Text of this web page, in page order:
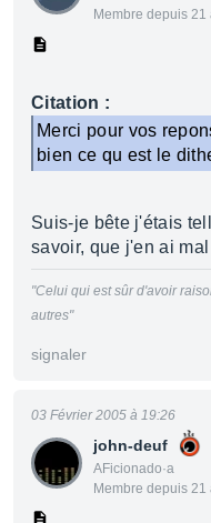
Membre depuis 21
Citation :
Merci pour vos
bien ce qu est le
Suis-je bête j'étais
savoir, que j'en ai
"Celui qui est sûr d'avoir
autres"
signaler
john-deuf
AFicionado·a
Membre depuis 21
03 Février 2005 à 19:26